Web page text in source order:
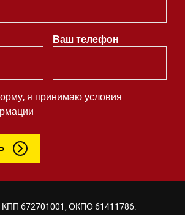
Ваш телефон
я принимаю условия
672701001, ОКПО 61411786.